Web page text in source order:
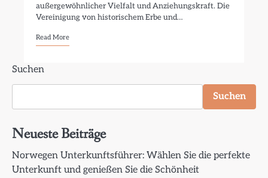
außergewöhnlicher Vielfalt und Anziehungskraft. Die
Vereinigung von historischem Erbe und…
Read More
Suchen
Suchen
Neueste Beiträge
Norwegen Unterkunftsführer: Wählen Sie die perfekte
Unterkunft und genießen Sie die Schönheit